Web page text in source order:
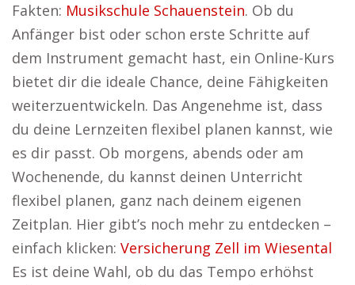
Fakten: Musikschule Schauenstein. Ob du
Anfänger bist oder schon erste Schritte auf
dem Instrument gemacht hast, ein Online-Kurs
bietet dir die ideale Chance, deine Fähigkeiten
weiterzuentwickeln. Das Angenehme ist, dass
du deine Lernzeiten flexibel planen kannst, wie
es dir passt. Ob morgens, abends oder am
Wochenende, du kannst deinen Unterricht
flexibel planen, ganz nach deinem eigenen
Zeitplan. Hier gibt’s noch mehr zu entdecken –
einfach klicken: Versicherung Zell im Wiesental
Es ist deine Wahl, ob du das Tempo erhöhst